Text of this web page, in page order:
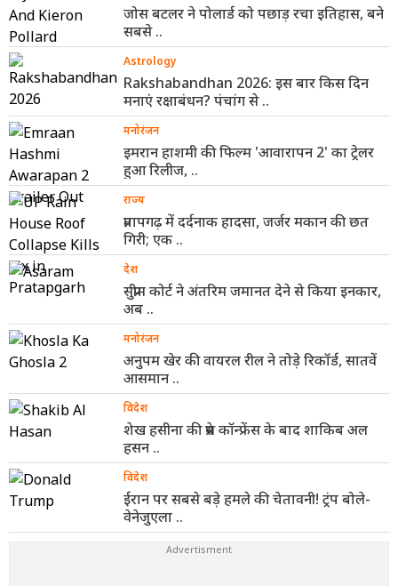
जोस बटलर ने पोलार्ड को पछाड़ रचा इतिहास, बने
सबसे ..
Astrology
Rakshabandhan 2026: इस बार किस दिन
मनाएं रक्षाबंधन? पंचांग से ..
मनोरंजन
इमरान हाशमी की फिल्म 'आवारापन 2' का ट्रेलर
हुआ रिलीज, ..
राज्य
प्रतापगढ़ में दर्दनाक हादसा, जर्जर मकान की छत
गिरी; एक ..
देश
सुप्रीम कोर्ट ने अंतरिम जमानत देने से किया इनकार,
अब ..
मनोरंजन
अनुपम खेर की वायरल रील ने तोड़े रिकॉर्ड, सातवें
आसमान ..
विदेश
शेख हसीना की प्रेस कॉन्फ्रेंस के बाद शाकिब अल
हसन ..
विदेश
ईरान पर सबसे बड़े हमले की चेतावनी! ट्रंप बोले-
वेनेजुएला ..